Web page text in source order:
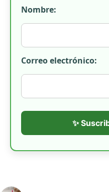
Nombre:
Correo electrónico:
✨